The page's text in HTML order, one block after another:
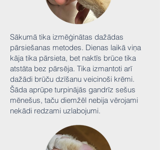
Sākumā tika izmēģinātas dažādas
pārsiešanas metodes. Dienas laikā viņa
kāja tika pārsieta, bet naktīs brūce tika
atstāta bez pārsēja. Tika izmantoti arī
dažādi brūču dzīšanu veicinoši krēmi.
Šāda aprūpe turpinājās gandrīz sešus
mēnešus, taču diemžēl nebija vērojami
nekādi redzami uzlabojumi.